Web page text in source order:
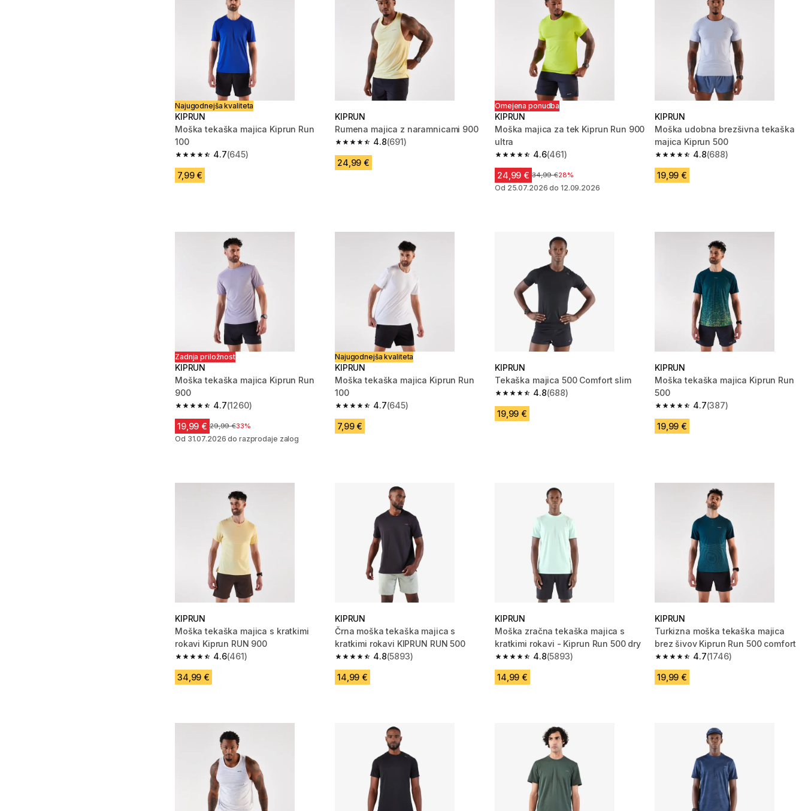
Najugodnejša kvaliteta
KIPRUN
Moška tekaška majica Kiprun Run
100
4.7
4.7 od 5 zvezdic from 645 ocene
(645)
7,99 €
KIPRUN
Rumena majica z naramnicami 900
4.8
4.8 od 5 zvezdic from 691 ocene
(691)
24,99 €
Omejena ponudba
KIPRUN
Moška majica za tek Kiprun Run 900
ultra
4.6
4.6 od 5 zvezdic from 461 ocene
(461)
24,99 € Cena pred znižanjem
34,99 €28%
Od 25.07.2026 do 12.09.2026
KIPRUN
Moška udobna brezšivna tekaška
majica Kiprun 500
4.8
4.8 od 5 zvezdic from 688 ocene
(688)
19,99 €
Zadnja priložnost
KIPRUN
Moška tekaška majica Kiprun Run
900
4.7
4.7 od 5 zvezdic from 1260 ocene
(1260)
19,99 € Cena pred znižanjem
29,99 €33%
Od 31.07.2026 do razprodaje zalog
Najugodnejša kvaliteta
KIPRUN
Moška tekaška majica Kiprun Run
100
4.7
4.7 od 5 zvezdic from 645 ocene
(645)
7,99 €
KIPRUN
Tekaška majica 500 Comfort slim
4.8
4.8 od 5 zvezdic from 688 ocene
(688)
19,99 €
KIPRUN
Moška tekaška majica Kiprun Run
500
4.7
4.7 od 5 zvezdic from 387 ocene
(387)
19,99 €
KIPRUN
Moška tekaška majica s kratkimi
rokavi Kiprun RUN 900
4.6
4.6 od 5 zvezdic from 461 ocene
(461)
34,99 €
KIPRUN
Črna moška tekaška majica s
kratkimi rokavi KIPRUN RUN 500
4.8
4.8 od 5 zvezdic from 5893 ocene
(5893)
14,99 €
KIPRUN
Moška zračna tekaška majica s
kratkimi rokavi - Kiprun Run 500 dry
4.8
4.8 od 5 zvezdic from 5893 ocene
(5893)
14,99 €
KIPRUN
Turkizna moška tekaška majica
brez šivov Kiprun Run 500 comfort
4.7
4.7 od 5 zvezdic from 1746 ocene
(1746)
19,99 €